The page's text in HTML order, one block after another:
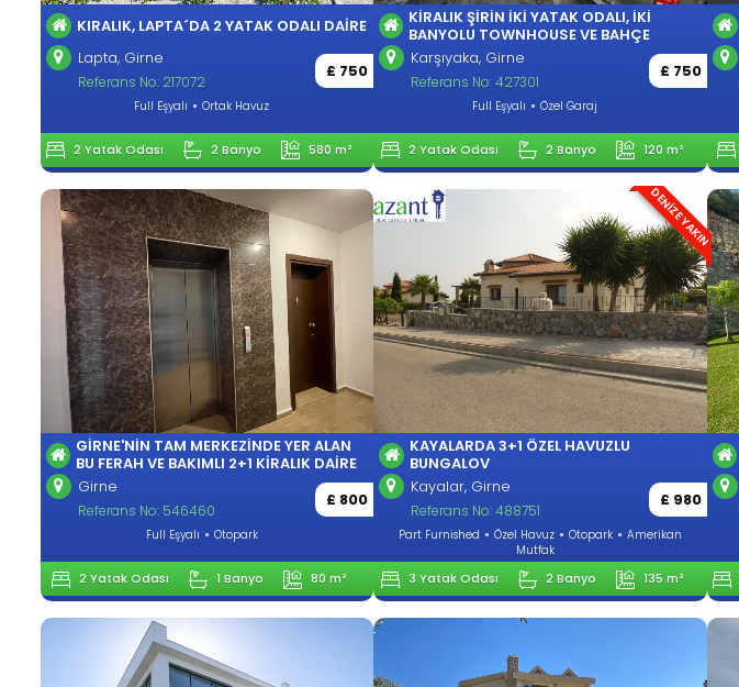
KIRALIK, LAPTA´DA 2 YATAK ODALI DAİRE
Lapta, Girne
£ 750
Referans No: 217072
Full Eşyalı Ortak Havuz
2 Yatak Odası 2 Banyo 580 m²
KIRALIK ŞIRIN İKI YATAK ODALI, İKI
BANYOLU TOWNHOUSE VE BAHÇE
Karşıyaka, Girne
£ 750
Referans No: 427301
Full Eşyalı Özel Garaj
2 Yatak Odası 2 Banyo 120 m²
GIRNE'NIN TAM MERKEZINDE YER ALAN
BU FERAH VE BAKIMLI 2+1 KIRALIK DAIRE
Girne
£ 800
Referans No: 546460
Full Eşyalı Otopark
2 Yatak Odası 1 Banyo 80 m²
DENİZE YAKIN
KAYALARDA 3+1 ÖZEL HAVUZLU
BUNGALOV
Kayalar, Girne
£ 980
Referans No: 488751
Part Furnished Özel Havuz Otopark
Amerikan
Mutfak
3 Yatak Odası 2 Banyo 135 m²